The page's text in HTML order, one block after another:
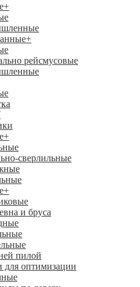
+
+
рейсмусовые
+
сверлильные
+
и бруса
пилой
для оптимизации